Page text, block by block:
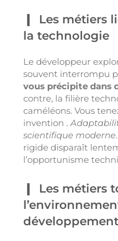
Les métiers
la technologie
Le développeur
souvent interrompu
vous précipite dans
contre, la filière
caméléons. Vous
invention .
scientifique moderne
rigide disparaît
l’opportunisme
Les métiers